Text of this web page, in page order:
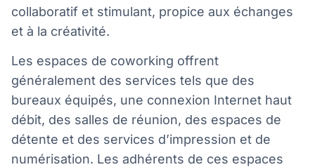
collaboratif et stimulant, propice aux échanges
et à la créativité.
Les espaces de coworking offrent
généralement des services tels que des
bureaux équipés, une connexion Internet haut
débit, des salles de réunion, des espaces de
détente et des services d’impression et de
numérisation. Les adhérents de ces espaces